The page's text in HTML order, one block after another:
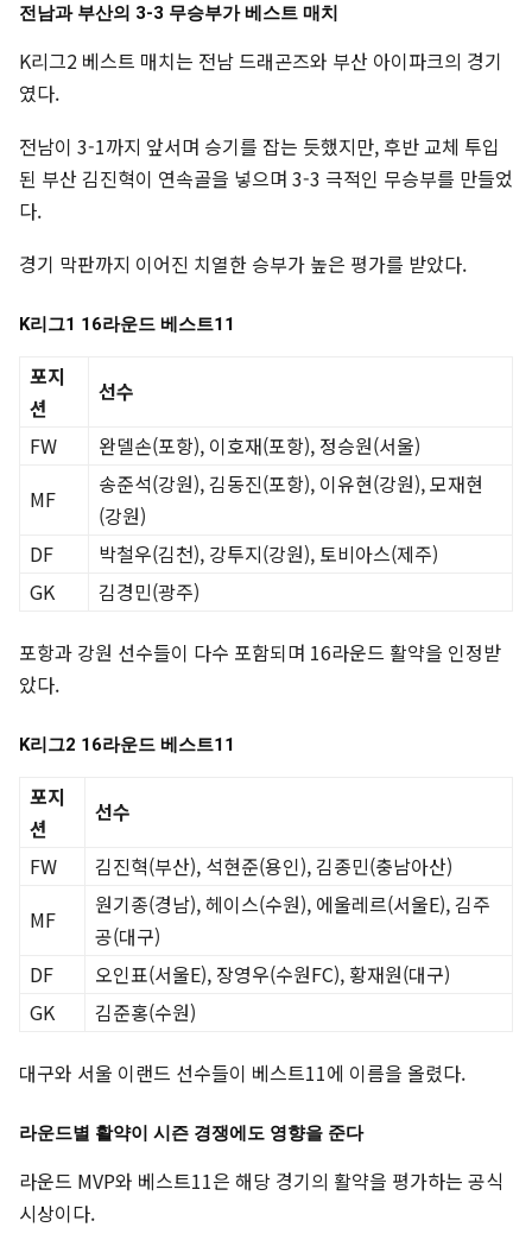
전남과 부산의 3-3 무승부가 베스트 매치
K리그2 베스트 매치는 전남 드래곤즈와 부산 아이파크의 경기
였다.
전남이 3-1까지 앞서며 승기를 잡는 듯했지만, 후반 교체 투입
된 부산 김진혁이 연속골을 넣으며 3-3 극적인 무승부를 만들었
다.
경기 막판까지 이어진 치열한 승부가 높은 평가를 받았다.
K리그1 16라운드 베스트11
포지
션
선수
FW
완델손(포항), 이호재(포항), 정승원(서울)
MF
송준석(강원), 김동진(포항), 이유현(강원), 모재현
(강원)
DF
박철우(김천), 강투지(강원), 토비아스(제주)
GK
김경민(광주)
포항과 강원 선수들이 다수 포함되며 16라운드 활약을 인정받
았다.
K리그2 16라운드 베스트11
포지
션
선수
FW
김진혁(부산), 석현준(용인), 김종민(충남아산)
MF
원기종(경남), 헤이스(수원), 에울레르(서울E), 김주
공(대구)
DF
오인표(서울E), 장영우(수원FC), 황재원(대구)
GK
김준홍(수원)
대구와 서울 이랜드 선수들이 베스트11에 이름을 올렸다.
라운드별 활약이 시즌 경쟁에도 영향을 준다
라운드 MVP와 베스트11은 해당 경기의 활약을 평가하는 공식
시상이다.